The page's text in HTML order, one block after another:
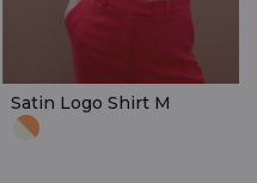
Satin Logo Shirt M